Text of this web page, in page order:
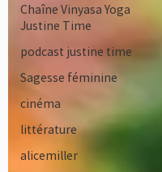
Chaîne Vinyasa Yoga
Justine Time
podcast justine time
Sagesse féminine
cinéma
littérature
alicemiller